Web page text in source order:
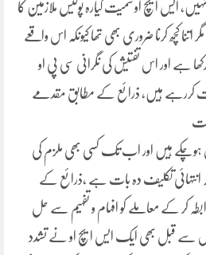
ایس ایچ او سمیت گیارہ پولیس ملازمین کا
کچھ کرنا ضروری بھی تھا کیونکہ اس واقعے
ہے اور اس تفتیش کی نگرانی سی پی او
کررہے ہیں، ذرائع کے مطابق مقدمے
ہوچکے ہیں اور اب تک کسی بھی ملزم کی
انتہائی تکلیف دہ بات ہے ،ذرائع کے
کر کے معاملے کو افہام و تفہیم سے حل
سے قبل بھی ایک ایس ایچ او نے تشدد